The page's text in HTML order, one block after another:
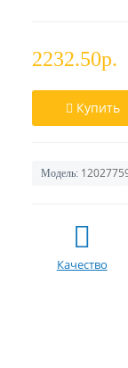
2232.50р.
Купить
Модель:
Качество